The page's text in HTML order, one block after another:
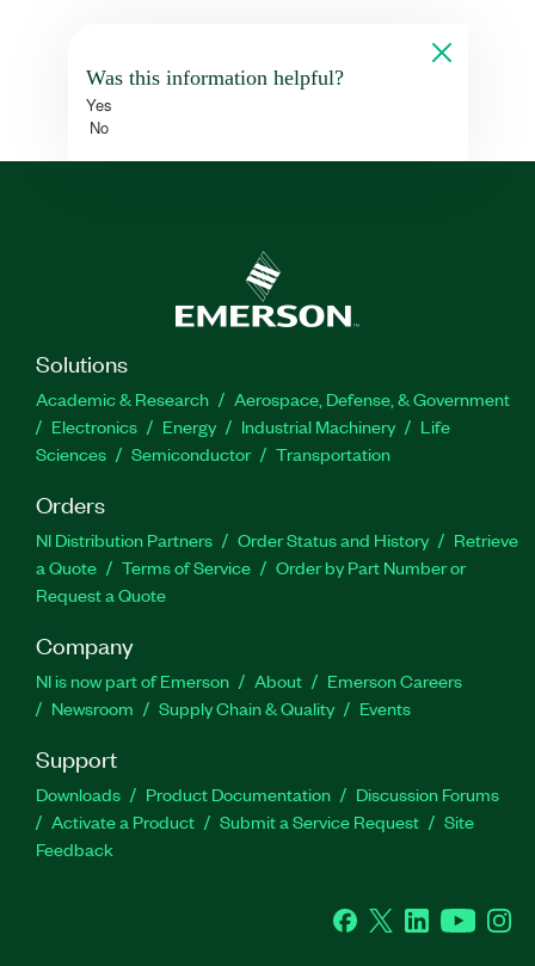
Was this information helpful?
Yes
No
Solutions
Academic & Research
Aerospace, Defense, & Government
Electronics
Energy Industrial Machinery
Life
Sciences
Semiconductor Transportation
Orders
NI Distribution Partners Order Status and History
Retrieve
a Quote
Terms of Service
Order by Part Number or
Request a Quote
Company
NI is now part of Emerson About
Emerson Careers
Newsroom
Supply Chain & Quality Events
Support
Downloads Product Documentation
Discussion Forums
Activate a Product
Submit a Service Request
Site
Feedback
Facebook
Twitter LinkedInYouTube